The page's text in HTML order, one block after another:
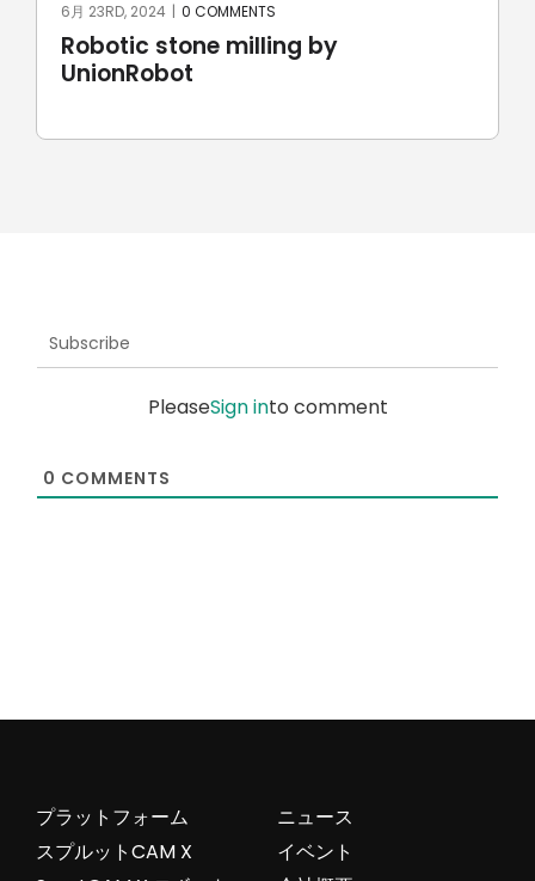
Robotic stone milling by
UnionRobot
6月 23RD, 2024 | 0 COMMENTS
Subscribe
PleaseSign into comment
0 COMMENTS
ニュース
イベント
プラットフォーム
スプルットCAM X